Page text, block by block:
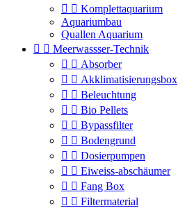
  Komplettaquarium
Aquariumbau
Quallen Aquarium
  Meerwassser-Technik
  Absorber
  Akklimatisierungsbox
  Beleuchtung
  Bio Pellets
  Bypassfilter
  Bodengrund
  Dosierpumpen
  Eiweiss-abschäumer
  Fang Box
  Filtermaterial